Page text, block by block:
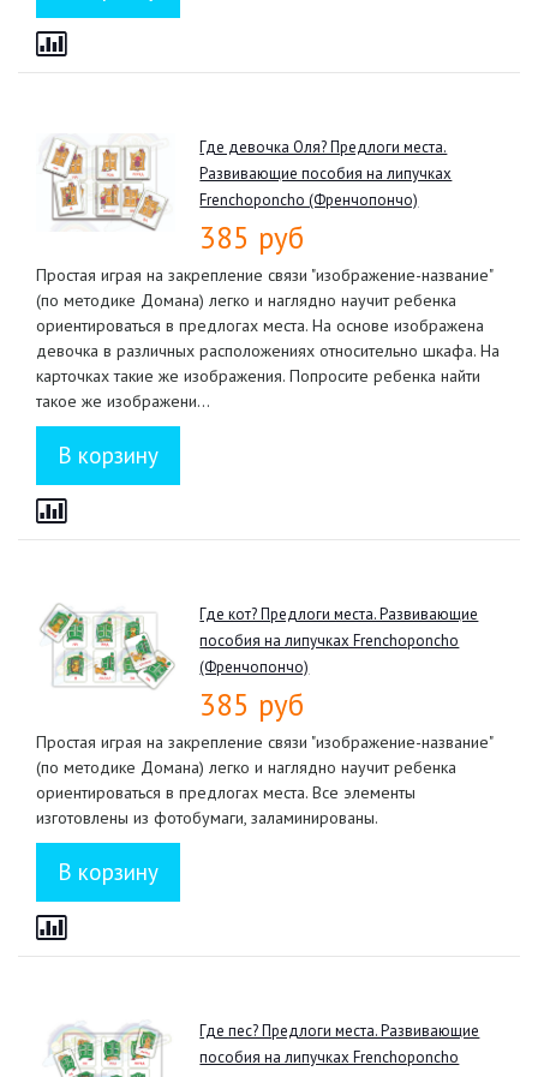
Где девочка Оля? Предлоги места.
Развивающие пособия на липучках
Frenchoponcho (Френчопончо)
385 руб
Простая играя на закрепление связи "изображение-название"
(по методике Домана) легко и наглядно научит ребенка
ориентироваться в предлогах места. На основе изображена
девочка в различных расположениях относительно шкафа. На
карточках такие же изображения. Попросите ребенка найти
такое же изображени...
Где кот? Предлоги места. Развивающие
пособия на липучках Frenchoponcho
(Френчопончо)
385 руб
Простая играя на закрепление связи "изображение-название"
(по методике Домана) легко и наглядно научит ребенка
ориентироваться в предлогах места. Все элементы
изготовлены из фотобумаги, заламинированы.
Где пес? Предлоги места. Развивающие
пособия на липучках Frenchoponcho